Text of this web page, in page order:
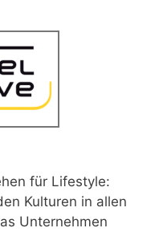
für Lifestyle:
Kulturen in allen
Unternehmen